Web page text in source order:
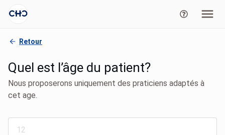
Retour
Quel est l’âge du patient?
Nous proposerons uniquement des praticiens adaptés à
cet age.